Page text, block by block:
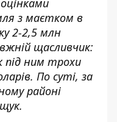
з маєтком в
2-2,5 млн
щасливчик:
під ним трохи
По суті, за
районі